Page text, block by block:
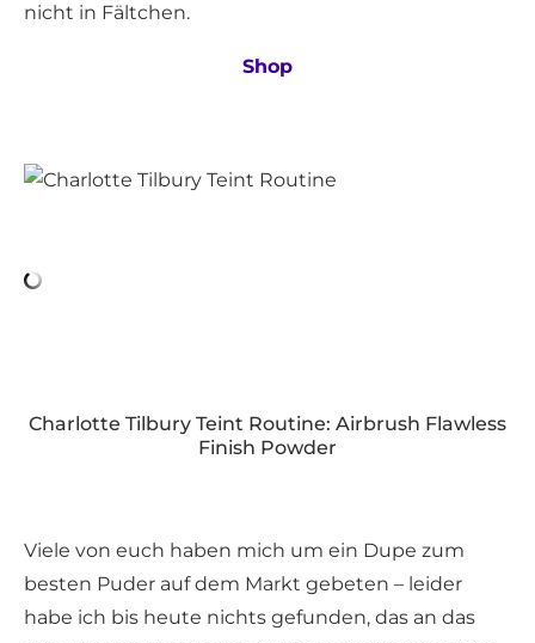
nicht in Fältchen.
Shop
Charlotte Tilbury Teint Routine: Airbrush Flawless
Finish Powder
Viele von euch haben mich um ein Dupe zum
besten Puder auf dem Markt gebeten – leider
habe ich bis heute nichts gefunden, das an das